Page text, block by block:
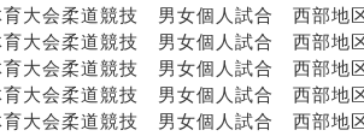
育大会柔道競技 男女個人試合 西部
育大会柔道競技 男女個人試合 西部
育大会柔道競技 男女個人試合 西部
育大会柔道競技 男女個人試合 西部
育大会柔道競技 男女個人試合 西部